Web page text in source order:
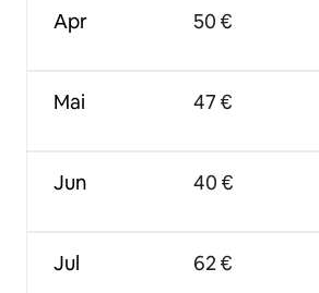
Apr
Mai
Jun
Jul
50 €
47 €
40 €
62 €